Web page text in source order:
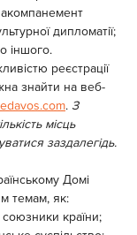
акомпанемент
дипломатії;
іншого.
реєстрації
знайти на веб-
. З
місць
заздалегідь.
Домі
темам, як:
союзники країни;